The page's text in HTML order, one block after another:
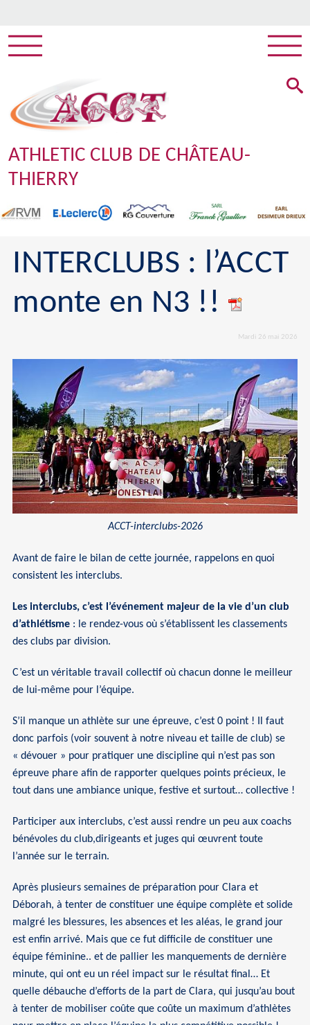
ATHLETIC CLUB DE CHÂTEAU-
THIERRY
INTERCLUBS : l’ACCT
monte en N3 !!
Mardi 26 mai 2026
ACCT-interclubs-2026
Avant de faire le bilan de cette journée, rappelons en quoi
consistent les interclubs.
Les interclubs, c’est l’événement majeur de la vie d’un club
d’athlétisme : le rendez-vous où s’établissent les classements
des clubs par division.
C’est un véritable travail collectif où chacun donne le meilleur
de lui-même pour l’équipe.
S’il manque un athlète sur une épreuve, c’est 0 point ! Il faut
donc parfois (voir souvent à notre niveau et taille de club) se
« dévouer » pour pratiquer une discipline qui n’est pas son
épreuve phare afin de rapporter quelques points précieux, le
tout dans une ambiance unique, festive et surtout… collective !
Participer aux interclubs, c’est aussi rendre un peu aux coachs
bénévoles du club,dirigeants et juges qui œuvrent toute
l’année sur le terrain.
Après plusieurs semaines de préparation pour Clara et
Déborah, à tenter de constituer une équipe complète et solide
malgré les blessures, les absences et les aléas, le grand jour
est enfin arrivé. Mais que ce fut difficile de constituer une
équipe féminine.. et de pallier les manquements de dernière
minute, qui ont eu un réel impact sur le résultat final… Et
quelle débauche d’efforts de la part de Clara, qui jusqu’au bout
à tenter de mobiliser coûte que coûte un maximum d’athlètes